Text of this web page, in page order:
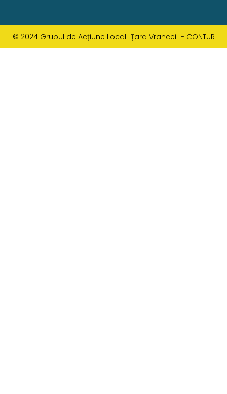
© 2024 Grupul de Acțiune Local "Țara Vrancei" - CONTUR